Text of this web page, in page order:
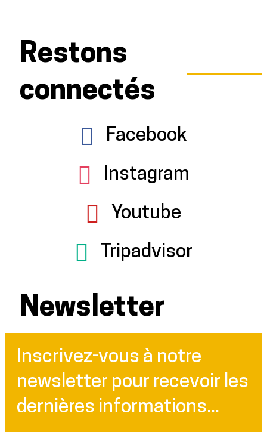
Restons
connectés
Facebook
Instagram
Youtube
Tripadvisor
Newsletter
Inscrivez-vous à notre
newsletter pour recevoir les
dernières informations...